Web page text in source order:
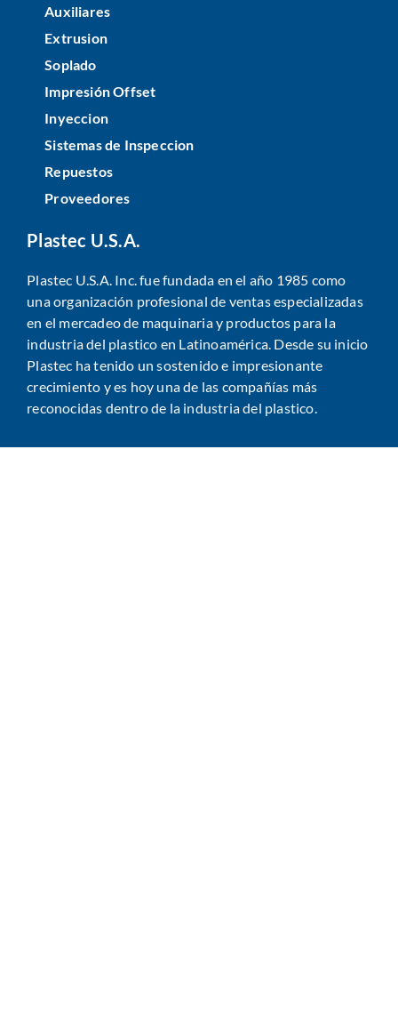
Auxiliares
Extrusion
Soplado
Impresión Offset
Inyeccion
Sistemas de Inspeccion
Repuestos
Proveedores
Plastec U.S.A.
Plastec U.S.A. Inc. fue fundada en el año 1985 como
una organización profesional de ventas especializadas
en el mercadeo de maquinaria y productos para la
industria del plastico en Latinoamérica. Desde su inicio
Plastec ha tenido un sostenido e impresionante
crecimiento y es hoy una de las compañías más
reconocidas dentro de la industria del plastico.